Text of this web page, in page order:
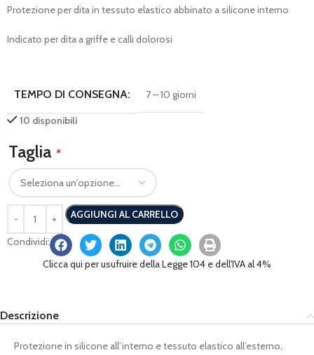
Protezione per dita in tessuto elastico abbinato a silicone interno
Indicato per dita a griffe e calli dolorosi
TEMPO DI CONSEGNA: 7 – 10 giorni
10 disponibili
Taglia *
AGGIUNGI AL CARRELLO
Condividi:
Clicca qui per usufruire della Legge 104 e dell'IVA al 4%
Descrizione
Protezione in silicone all’interno e tessuto elastico all’esterno,